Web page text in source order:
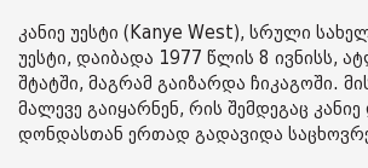
კანიე უესტი (Kanye West), სრული
უესტი, დაიბადა 1977 წლის 8 ივნისს,
შტატში, მაგრამ გაიზარდა ჩიკაგოში.
მალევე გაიყარნენ, რის შემდეგაც
დონდასთან ერთად გადავიდა